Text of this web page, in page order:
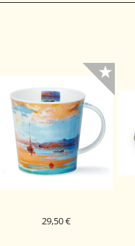
29,50 €